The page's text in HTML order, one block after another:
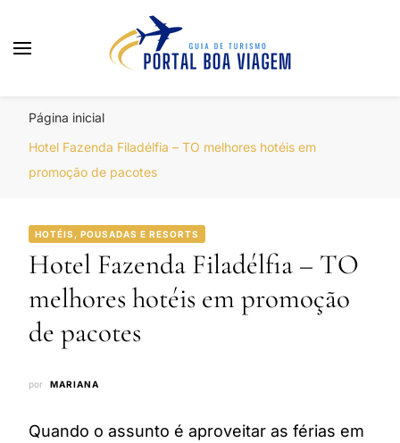
Página inicial
Hotel Fazenda Filadélfia – TO melhores hotéis em
promoção de pacotes
HOTÉIS, POUSADAS E RESORTS
Hotel Fazenda Filadélfia – TO
melhores hotéis em promoção
de pacotes
por MARIANA
Quando o assunto é aproveitar as férias em